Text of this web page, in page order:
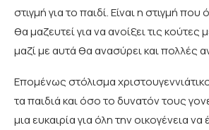
στιγμή για το παιδί. Είναι η στιγμή που
θα μαζευτεί για να ανοίξει τις κούτες
μαζί με αυτά θα ανασύρει και πολλές
Επομένως στόλισμα
τα παιδιά και όσο το δυνατόν τους
μια ευκαιρία για όλη την οικογένεια